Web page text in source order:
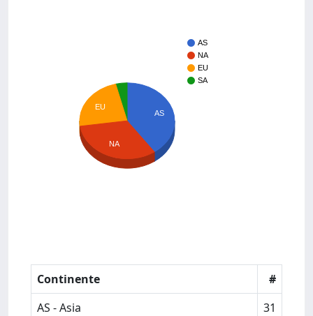
AS
NA
EU
SA
AS
EU
NA
Continente
#
AS - Asia
31